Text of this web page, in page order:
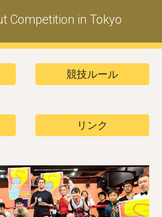
Competition in Tokyo
競技ルール
リンク